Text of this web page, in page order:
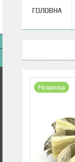
ГОЛОВНА
Новинка